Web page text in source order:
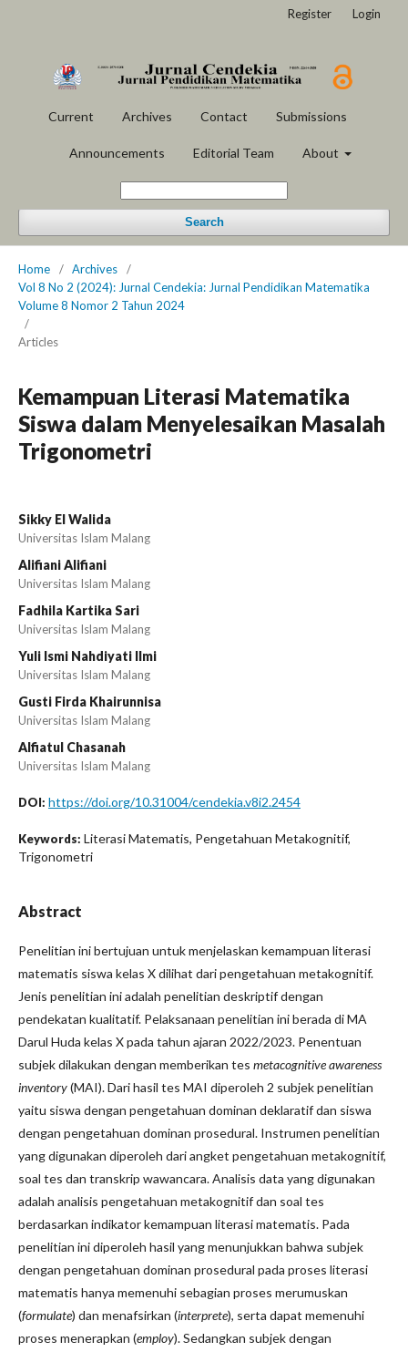
Current Archives Contact Submissions
Announcements Editorial Team About
Search
Register Login
Home / Archives
/
Vol 8 No 2 (2024): Jurnal Cendekia: Jurnal Pendidikan Matematika
Volume 8 Nomor 2 Tahun 2024
/
Articles
Kemampuan Literasi Matematika
Siswa dalam Menyelesaikan Masalah
Trigonometri
Sikky El Walida
Universitas Islam Malang
Alifiani Alifiani
Universitas Islam Malang
Fadhila Kartika Sari
Universitas Islam Malang
Yuli Ismi Nahdiyati Ilmi
Universitas Islam Malang
Gusti Firda Khairunnisa
Universitas Islam Malang
Alfiatul Chasanah
Universitas Islam Malang
DOI: https://doi.org/10.31004/cendekia.v8i2.2454
Keywords: Literasi Matematis, Pengetahuan Metakognitif,
Trigonometri
Abstract
Penelitian ini bertujuan untuk menjelaskan kemampuan literasi
matematis siswa kelas X dilihat dari pengetahuan metakognitif.
Jenis penelitian ini adalah penelitian deskriptif dengan
pendekatan kualitatif. Pelaksanaan penelitian ini berada di MA
Darul Huda kelas X pada tahun ajaran 2022/2023. Penentuan
subjek dilakukan dengan memberikan tes metacognitive awareness
inventory(MAI). Dari hasil tes MAI diperoleh 2 subjek penelitian
yaitu siswa dengan pengetahuan dominan deklaratif dan siswa
dengan pengetahuan dominan prosedural. Instrumen penelitian
yang digunakan diperoleh dari angket pengetahuan metakognitif,
soal tes dan transkrip wawancara. Analisis data yang digunakan
adalah analisis pengetahuan metakognitif dan soal tes
berdasarkan indikator kemampuan literasi matematis. Pada
penelitian ini diperoleh hasil yang menunjukkan bahwa subjek
dengan pengetahuan dominan prosedural pada proses literasi
matematis hanya memenuhi sebagian proses merumuskan
(formulate) dan menafsirkan (interprete), serta dapat memenuhi
proses menerapkan (employ). Sedangkan subjek dengan